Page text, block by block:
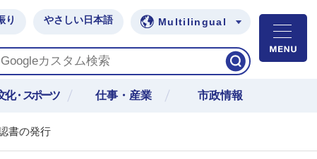
り やさしい日本語 Multilingual
化・スポーツ 仕事・産業 市政情報
書の発行